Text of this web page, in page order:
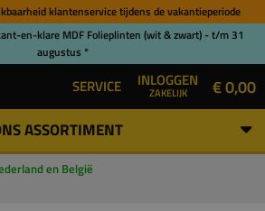
klantenservice tijdens de vakantieperiode
en-klare MDF Folieplinten (wit & zwart) - t/m 31
augustus *
SERVICE INLOGGEN
ZAKELIJK € 0,00
ASSORTIMENT
en België